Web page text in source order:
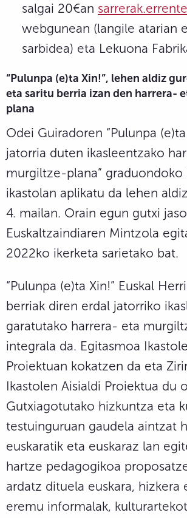
salgai 20€an
webgunean (langile atarian
sarbidea) eta Lekuona
“Pulunpa (e)ta Xin!”, lehen aldiz
eta saritu berria izan den harrera-
plana
Odei Guiradoren “Pulunpa
jatorria duten ikasleentzako
murgiltze-plana” graduondoko
ikastolan aplikatu da lehen
4. mailan. Orain egun gutxi
Euskaltzaindiaren Mintzola
2022ko ikerketa sarietako bat.
“Pulunpa (e)ta Xin!” Euskal
berriak diren erdal jatorriko
garatutako harrera- eta
integrala da. Egitasmoa
Proiektuan kokatzen da eta
Ikastolen Aisialdi Proiektua du
Gutxiagotutako hizkuntza eta
testuinguruan gaudela aintzat
euskaratik eta euskaraz lan
hartze pedagogikoa
ardatz dituela euskara, hizkera
eremu informalak,